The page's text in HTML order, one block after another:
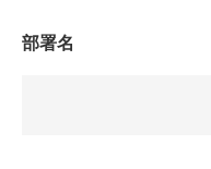
部署名